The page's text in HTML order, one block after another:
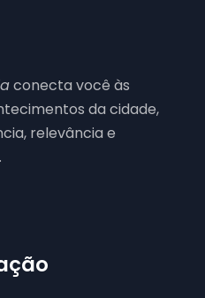
conecta você às
da cidade,
relevância e